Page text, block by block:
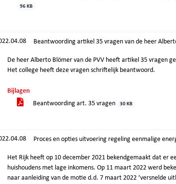
96 KB
Beantwoording artikel 35 vragen van de heer
De heer Alberto Blömer van de PVV heeft artikel 35 vragen
Het college heeft deze vragen schriftelijk beantwoord.
Bijlagen
Beantwoording art. 35 vragen
30 KB
Proces en opties uitvoering regeling eenmalige
Het Rijk heeft op 10 december 2021 bekendgemaakt dat er
huishoudens met lage inkomens. Op 11 maart 2022 werd
naar aanleiding van de motie d.d. 7 maart 2022 ‘versnelde